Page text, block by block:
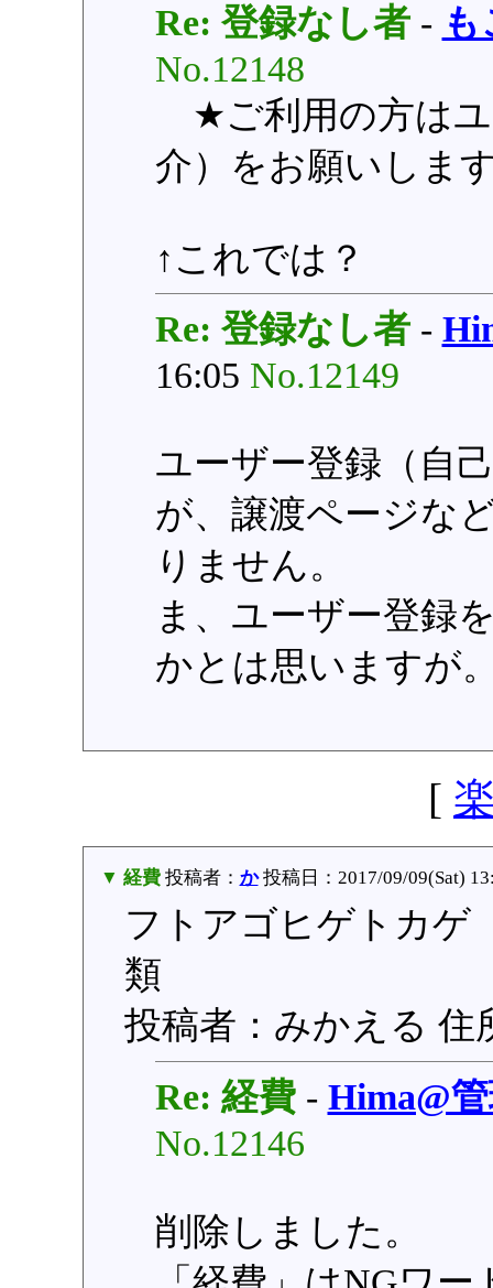
Re: 登録なし者- も
No.12148
★ご利用の方はユ
介）をお願いしま
↑これでは？
Re: 登録なし者-
16:05 No.12149
ユーザー登録（自
が、譲渡ページな
りません。
ま、ユーザー登録
かとは思いますが
[
▼ 経費投稿者： か投稿日：2017/09/09(Sat)
フトアゴヒゲトカ
類
投稿者：みかえる 住
Re: 経費- Hima@
No.12146
削除しました。